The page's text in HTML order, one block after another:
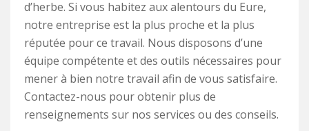
d’herbe. Si vous habitez aux alentours du Eure,
notre entreprise est la plus proche et la plus
réputée pour ce travail. Nous disposons d’une
équipe compétente et des outils nécessaires pour
mener à bien notre travail afin de vous satisfaire.
Contactez-nous pour obtenir plus de
renseignements sur nos services ou des conseils.